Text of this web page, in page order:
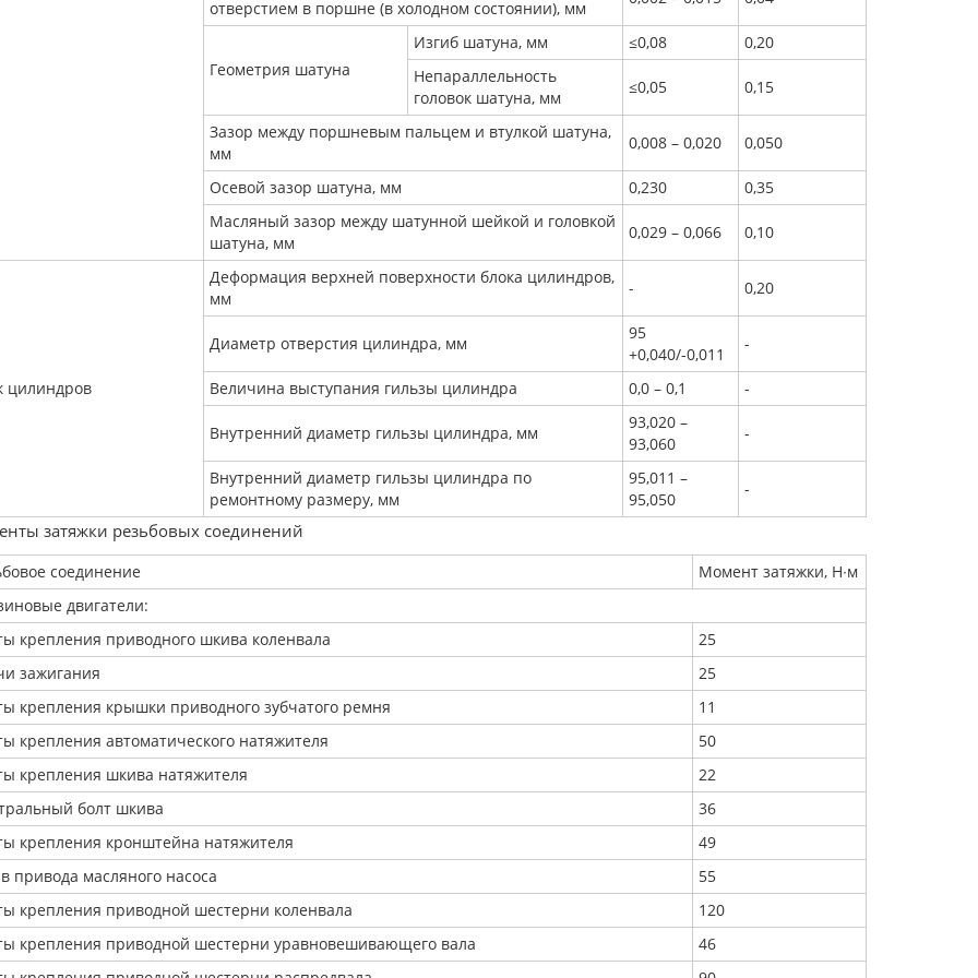
отверстием в поршне (в холодном состоянии), мм
Геометрия шатуна
Изгиб шатуна, мм ≤0,08
0,20
Непараллельность
головок шатуна, мм
≤0,05 0,15
Зазор между поршневым пальцем и втулкой шатуна,
мм
0,008 – 0,020 0,050
Осевой зазор шатуна, мм 0,230
0,35
Масляный зазор между шатунной шейкой и головкой
шатуна, мм
0,029 – 0,066 0,10
цилиндров
Деформация верхней поверхности блока цилиндров,
мм
- 0,20
Диаметр отверстия цилиндра, мм
95
+0,040/-0,011
-
Величина выступания гильзы цилиндра 0,0 – 0,1 -
Внутренний диаметр гильзы цилиндра, мм
93,020 –
93,060
-
Внутренний диаметр гильзы цилиндра по
ремонтному размеру, мм
95,011 –
95,050
-
затяжки резьбовых соединений
соединение
Момент затяжки, Н∙м
двигатели:
крепления приводного шкива коленвала
25
зажигания
25
крепления крышки приводного зубчатого ремня
11
крепления автоматического натяжителя
50
крепления шкива натяжителя
22
болт шкива
36
крепления кронштейна натяжителя
49
привода масляного насоса
55
крепления приводной шестерни коленвала
120
крепления приводной шестерни уравновешивающего вала
46